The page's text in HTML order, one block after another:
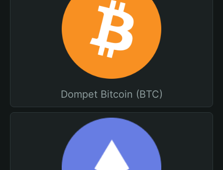
Dompet Bitcoin (BTC)